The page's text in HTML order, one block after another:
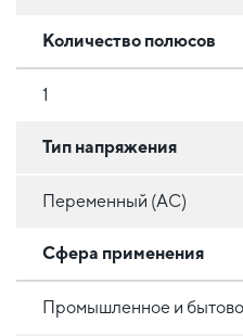
Количество полюсов
1
Тип напряжения
Переменный (AC)
Сфера применения
Промышленное и